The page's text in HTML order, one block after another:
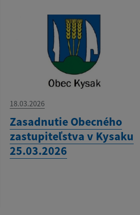
18.03.2026
Zasadnutie Obecného
zastupiteľstva v Kysaku
25.03.2026